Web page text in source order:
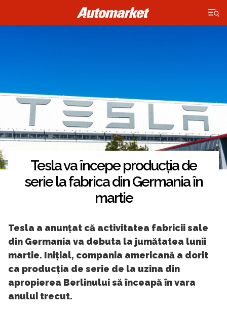
×
Tesla va începe producția de
serie la fabrica din Germania în
martie
Tesla a anunțat că activitatea fabricii sale
din Germania va debuta la jumătatea lunii
martie. Inițial, compania americană a dorit
ca producția de serie de la uzina din
apropierea Berlinului să înceapă în vara
anului trecut.